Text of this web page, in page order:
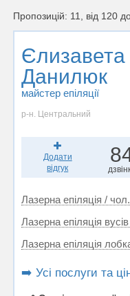
Пропозицій: 11, від 120
Єлизавета
Данилюк
майстер епіляції
р-н. Центральний
Додати
відгук
Лазерна епіляція / чол.
Лазерна епіляція
Лазерна епіляція
➡️ Усі послуги та